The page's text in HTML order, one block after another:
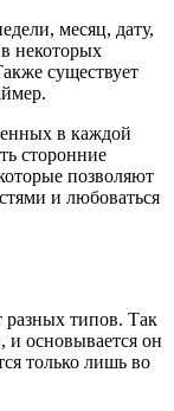
месяц, дату,
некоторых
существует
в каждой
сторонние
позволяют
и любоваться
типов. Так
основывается он
только лишь во